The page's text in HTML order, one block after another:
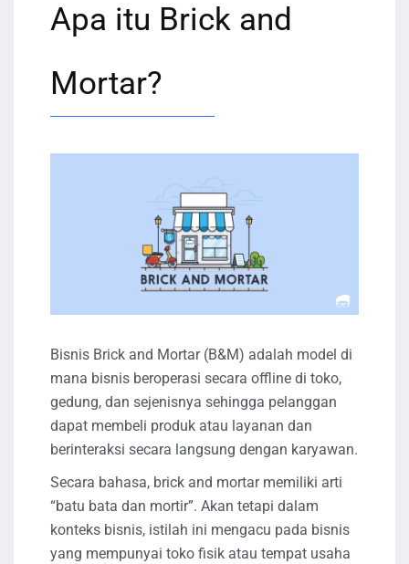
Apa itu Brick and
Mortar?
Bisnis Brick and Mortar (B&M) adalah model di
mana bisnis beroperasi secara offline di toko,
gedung, dan sejenisnya sehingga pelanggan
dapat membeli produk atau layanan dan
berinteraksi secara langsung dengan karyawan.
Secara bahasa, brick and mortar memiliki arti
“batu bata dan mortir”. Akan tetapi dalam
konteks bisnis, istilah ini mengacu pada bisnis
yang mempunyai toko fisik atau tempat usaha